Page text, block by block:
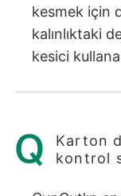
kesmek için
kalınlıktaki
kesici
Karton
kontrol